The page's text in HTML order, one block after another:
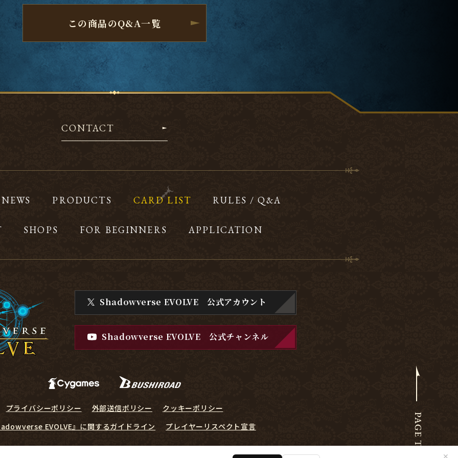
✕
この商品のQ&A一覧
CONTACT
NEWS PRODUCTS CARD LIST RULES / Q&A
SHOPS FOR BEGINNERS APPLICATION
Shadowverse EVOLVE 公式アカウント
Shadowverse EVOLVE公式チャンネル
プライバシーポリシー 外部送信ポリシー
クッキーポリシー
EVOLVE』に関するガイドライン
プレイヤーリスペクト宣言